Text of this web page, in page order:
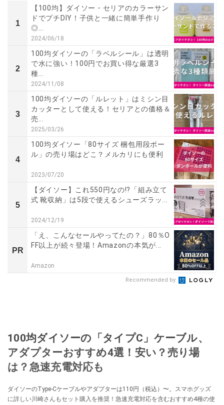
1
【100均】ダイソー・セリアのカラーサン
ドでプチDIY！子供と一緒に簡単手作り
◎...
2024/06/18
2
100均ダイソーの「ラベルシール」は透明
で水に強い！100円でお買い得な厳選3
種...
2024/11/08
3
100均ダイソーの「ルレット」はミシン目
カッターとして使える！セリアとの価格＆
売...
2025/03/26
4
100均ダイソー「80サイズ 梱包用段ボー
ル」の売り場はどこ？メルカリにも便利
2023/07/20
5
【ダイソー】これ550円なの!?「組み立て
式 靴収納」は5段で使えるシューズラッ...
2024/12/19
PR
「え、こんなセールやってたの？」80％O
FF以上が続々登場！Amazonの本気が...
Amazon
Recommended by
100均ダイソーの「タイプC」ケーブル、
アダプターおすすめ4選！安い？売り場
は？急速充電対応も
ダイソーのType-Cケーブルやアダプターは110円（税込）〜。スマホグッズ
に詳しい川崎さんもセット購入を推奨！急速充電対応を含むおすすめ4種の使